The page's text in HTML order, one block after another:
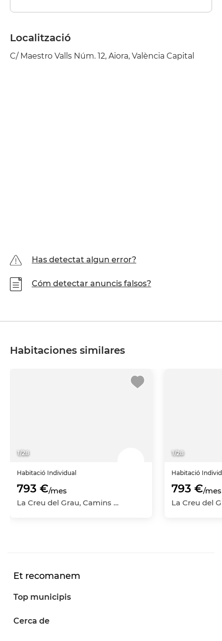
Localització
C/ Maestro Valls Núm. 12, Aiora, València Capital
Has detectat algun error?
Cóm detectar anuncis falsos?
Habitaciones similares
1/28
Habitació Individual
793 €/mes
La Creu del Grau, Camins al Grau, València Capital, València
1/28
Habitació
793 €/mes
Et recomanem
Top municipis
Cerca de